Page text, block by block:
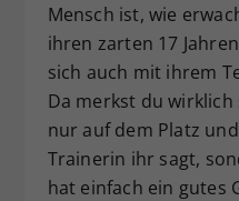
Mensch ist, wie
ihren zarten 17
sich auch mit ihrem
Da merkst du
nur auf dem Platz
Trainerin ihr sagt,
hat einfach ein gutes